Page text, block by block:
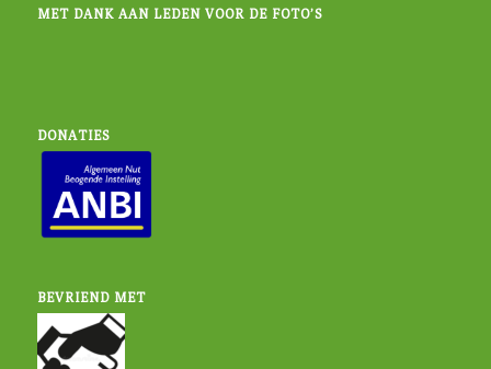
MET DANK AAN LEDEN VOOR DE FOTO’S
DONATIES
BEVRIEND MET